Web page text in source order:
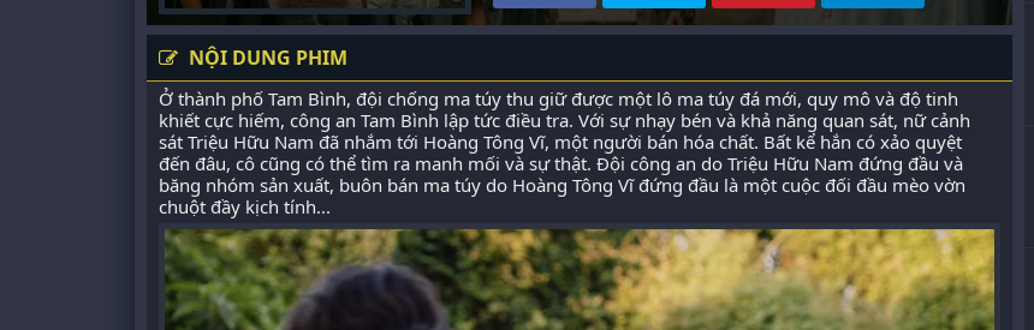
NỘI DUNG PHIM
Ở thành phố Tam Bình, đội chống ma túy thu giữ được một lô ma túy đá mới, quy mô và độ tinh
khiết cực hiếm, công an Tam Bình lập tức điều tra. Với sự nhạy bén và khả năng quan sát, nữ cảnh
sát Triệu Hữu Nam đã nhắm tới Hoàng Tông Vĩ, một người bán hóa chất. Bất kể hắn có xảo quyệt
đến đâu, cô cũng có thể tìm ra manh mối và sự thật. Đội công an do Triệu Hữu Nam đứng đầu và
băng nhóm sản xuất, buôn bán ma túy do Hoàng Tông Vĩ đứng đầu là một cuộc đối đầu mèo vờn
chuột đầy kịch tính...